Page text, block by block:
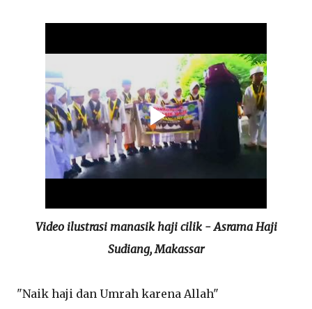
Video ilustrasi manasik haji cilik - Asrama Haji
Sudiang, Makassar
"Naik haji dan Umrah karena Allah"